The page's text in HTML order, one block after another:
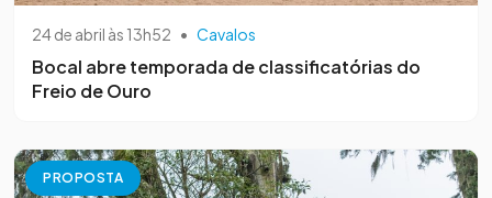
24 de abril às 13h52 • Cavalos
Bocal abre temporada de classificatórias do
Freio de Ouro
PROPOSTA